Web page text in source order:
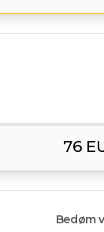
76
Bedøm